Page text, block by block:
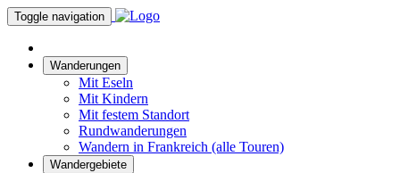
Toggle navigation
Wanderungen
Mit Eseln
Mit Kindern
Mit festem Standort
Rundwanderungen
Wandern in Frankreich (alle Touren)
Wandergebiete